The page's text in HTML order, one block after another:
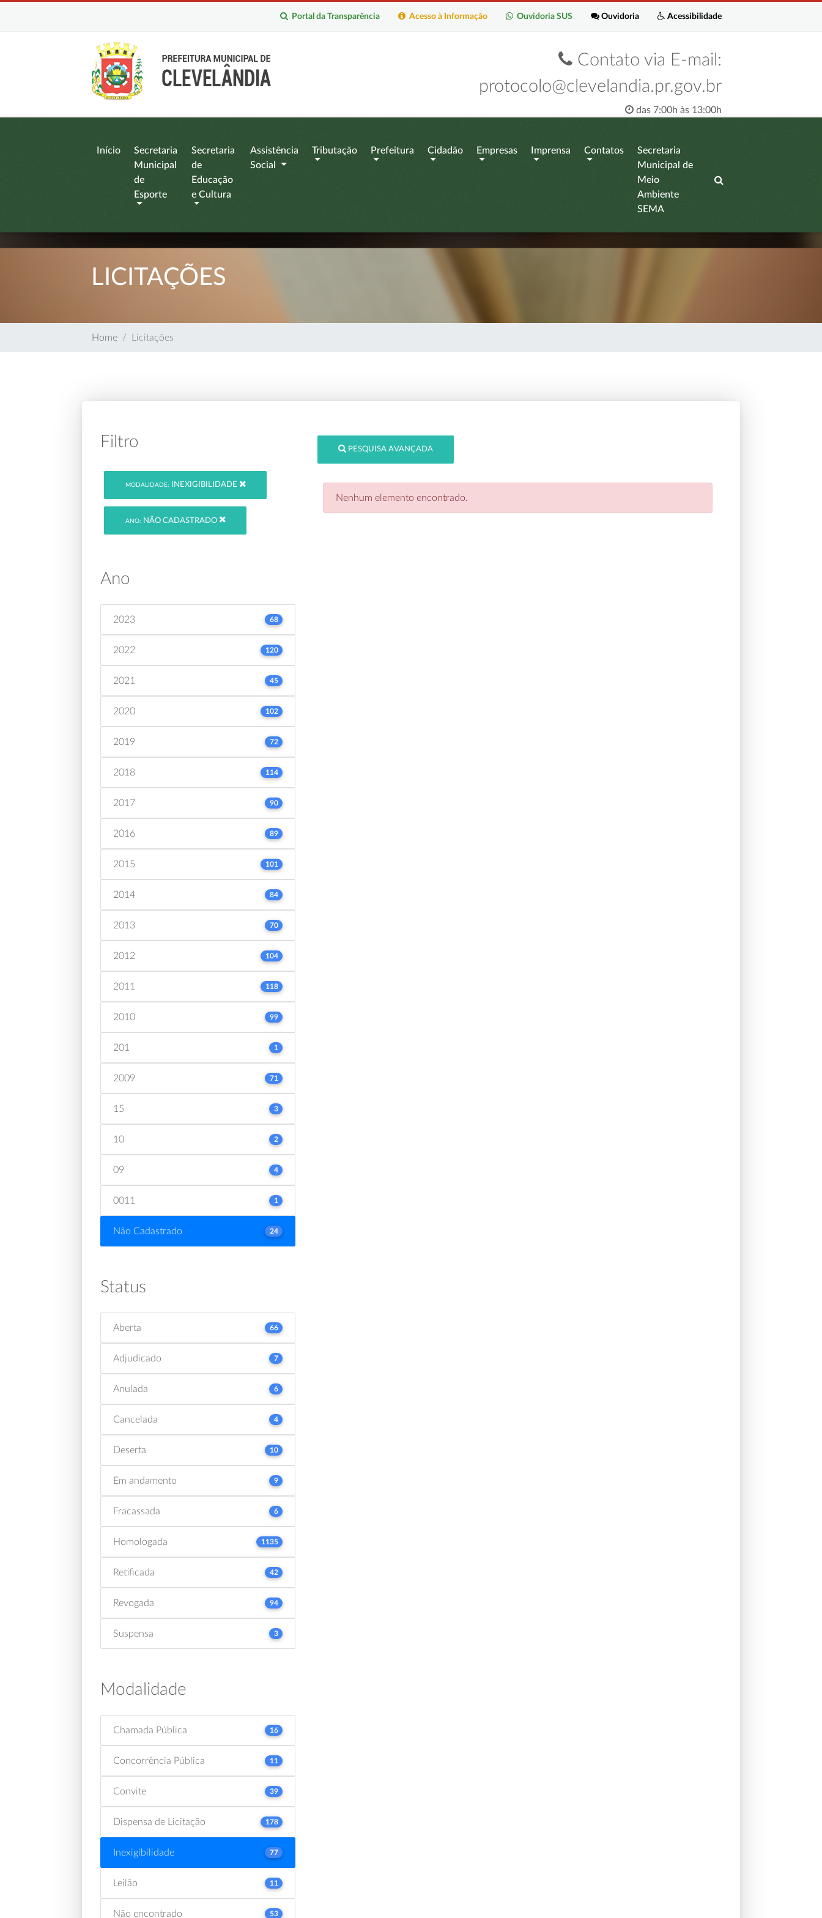
Acessibilidade
Ouvidoria
Ouvidoria SUS
Acesso à Informação
Portal da Transparência
Contato via E-mail:
protocolo@clevelandia.pr.gov.br
das 7:00h às 13:00h
Início
Secretaria
Municipal
de
Esporte
Secretaria
de
Educação
e Cultura
Assistência
Social
Tributação Prefeitura Cidadão Empresas Imprensa Contatos
Secretaria
Municipal de
Meio
Ambiente
SEMA
LICITAÇÕES
Home Licitações
Filtro
MODALIDADE: INEXIGIBILIDADE
ANO: NÃO CADASTRADO
Ano
2023 68
2022 120
2021 45
2020 102
2019 72
2018 114
2017 90
2016 89
2015 101
2014 84
2013 70
2012 104
2011 118
2010 99
201 1
2009 71
15 3
10 2
09 4
0011 1
Não Cadastrado 24
Status
Aberta 66
Adjudicado 7
Anulada 6
Cancelada 4
Deserta 10
Em andamento 9
Fracassada 6
Homologada 1135
Retificada 42
Revogada 94
Suspensa 3
Modalidade
Chamada Pública 16
Concorrência Pública 11
Convite 39
Dispensa de Licitação 178
Inexigibilidade 77
Leilão 11
Não encontrado 53
PESQUISA AVANÇADA
Nenhum elemento encontrado.